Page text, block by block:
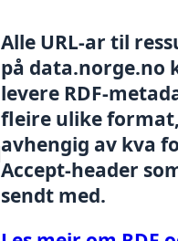
Alle URL-ar til
på data.norge.no
levere RDF-
fleire ulike format,
avhengig av kva
Accept-header
sendt med.